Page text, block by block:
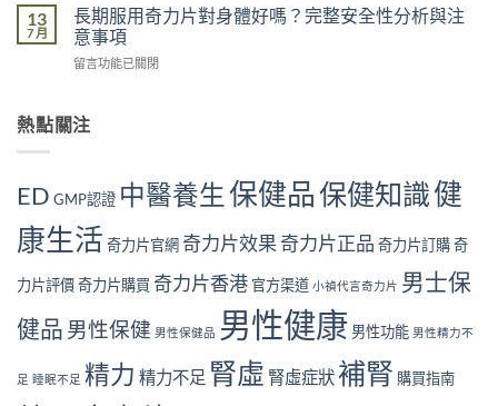
醫
學
角
面
解
原
因：
中
個？〉
腎
虛
症
狀
檢
｜
大
號
與
腎
法〉
力
片
回
購
的
證：
果
真
值
長
用
13
7 月
長期服用奇力片對身體好嗎？完整安全性分析與注
意事項
在
服
用
片
身
體
嗎？
整
性
留言功能已關閉
熱點關注
ED GMP認證 中醫養生保健品保健知識健
康生活 奇力片官網 奇力片效果 奇力片正品 奇力片訂購奇
力片評價奇力片購買 奇力片香港 官方渠道 小禎代言奇力片 男士保
健品 男性保健 男性保健品 男性健康 男性功能 男性精力不
足 睡眠不足 精力 精力不足 腎虛 腎虛症狀補腎 購買指南